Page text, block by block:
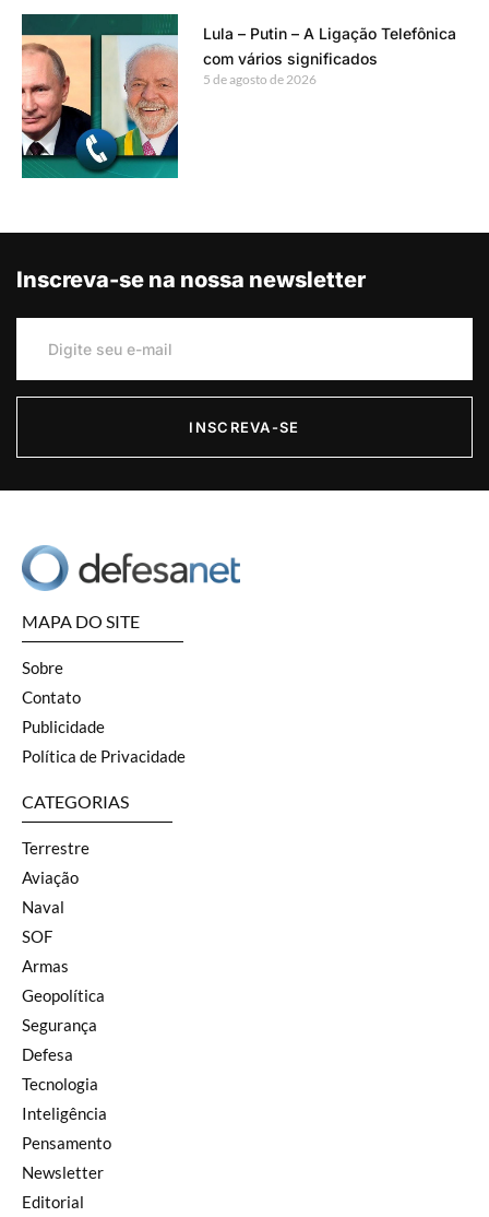
Lula – Putin – A Ligação Telefônica
com vários significados
5 de agosto de 2026
Inscreva-se na nossa newsletter
INSCREVA-SE
MAPA DO SITE
Sobre
Contato
Publicidade
Política de Privacidade
CATEGORIAS
Terrestre
Aviação
Naval
SOF
Armas
Geopolítica
Segurança
Defesa
Tecnologia
Inteligência
Pensamento
Newsletter
Editorial